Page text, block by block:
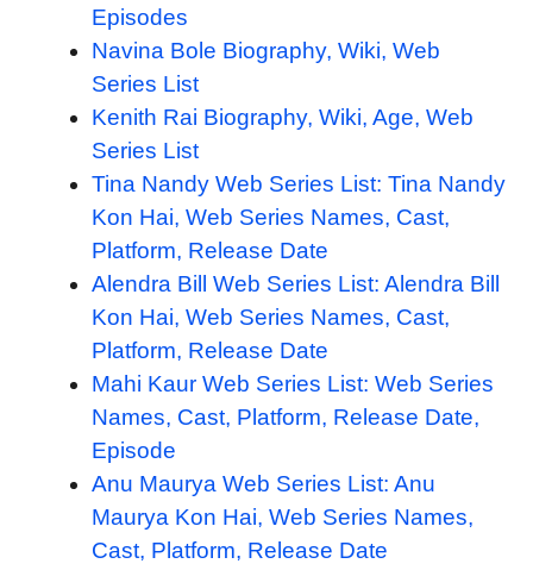
Episodes
Navina Bole Biography, Wiki, Web
Series List
Kenith Rai Biography, Wiki, Age, Web
Series List
Tina Nandy Web Series List: Tina Nandy
Kon Hai, Web Series Names, Cast,
Platform, Release Date
Alendra Bill Web Series List: Alendra Bill
Kon Hai, Web Series Names, Cast,
Platform, Release Date
Mahi Kaur Web Series List: Web Series
Names, Cast, Platform, Release Date,
Episode
Anu Maurya Web Series List: Anu
Maurya Kon Hai, Web Series Names,
Cast, Platform, Release Date